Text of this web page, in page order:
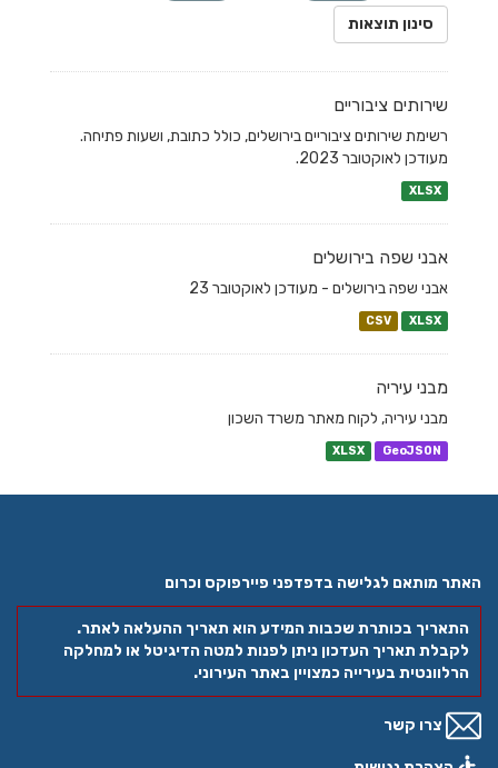
סינון תוצאות
שירותים ציבוריים
רשימת שירותים ציבוריים בירושלים, כולל כתובת, ושעות פתיחה.
מעודכן לאוקטובר 2023.
XLSX
אבני שפה בירושלים
אבני שפה בירושלים - מעודכן לאוקטובר 23
CSV XLSX
מבני עיריה
מבני עיריה, לקוח מאתר משרד השכון
XLSX GeoJSON
האתר מותאם לגלישה בדפדפני פיירפוקס וכרום
התאריך בכותרת שכבות המידע הוא תאריך ההעלאה לאתר.
לקבלת תאריך העדכון ניתן לפנות למטה הדיגיטל או למחלקה
הרלוונטית בעירייה כמצויין באתר העירוני.
צרו קשר